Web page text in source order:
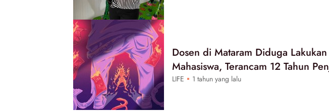
Dosen di Mataram Diduga
Mahasiswa, Terancam 12 Tahun
LIFE 1 tahun yang lalu